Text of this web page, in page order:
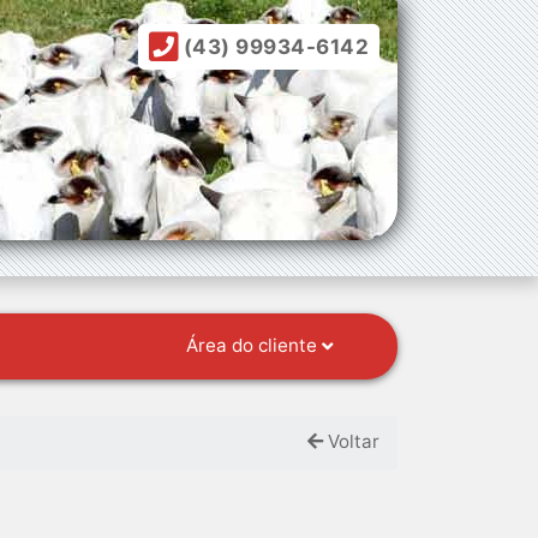
(43) 99934-6142
Área do cliente
Voltar